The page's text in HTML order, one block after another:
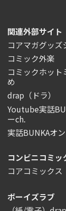
関連外部サイト
コアマガグッズ
コミック外楽
コミックホット
め
drap（ドラ）
Youtube実話
ーch.
実話BUNKAオ
コンビニコミッ
コアコミックス
ボーイズラブ